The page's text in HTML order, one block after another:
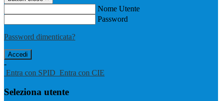
Nome Utente
Password
Password dimenticata?
-
Entra con SPID Entra con CIE
Seleziona utente